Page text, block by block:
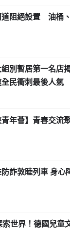
道阻絕設置 油桶
組別暫居第一名
民衝刺最後人氣
青年薈】青春交流
詐敦睦列車 身心
世界！德國兒童